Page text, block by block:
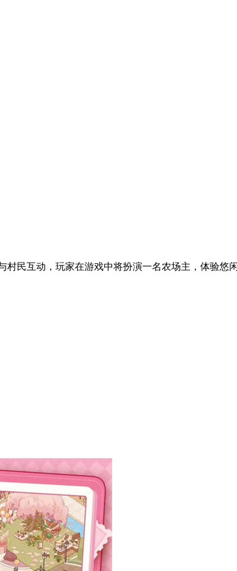
民互动，玩家在游戏中将扮演一名农场主，体验悠